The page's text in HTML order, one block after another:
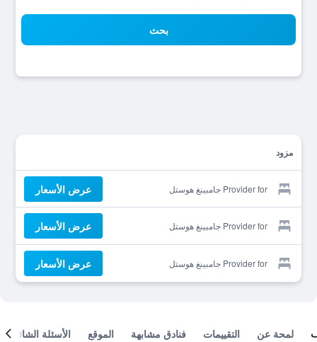
بحث
مزود
Provider for جامبينغ هوستل عرض الأسعار
Provider for جامبينغ هوستل عرض الأسعار
Provider for جامبينغ هوستل عرض الأسعار
لمحة عن التقييمات فنادق مشابهة الموقع الأسئلة الشائعة